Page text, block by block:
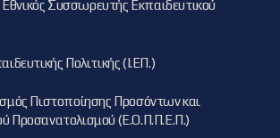
Εθνικός Συσσωρευτής Εκπαιδευτικού
Πολιτικής (Ι.ΕΠ.)
Πιστοποίησης Προσόντων και
Προσανατολισμού (Ε.Ο.Π.Π.Ε.Π.)